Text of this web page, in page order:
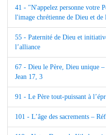
41 - "N'appelez personne votre
l'image chrétienne de Dieu et de
55 - Paternité de Dieu et
l’alliance
67 - Dieu le Père, Dieu unique
Jean 17, 3
91 - Le Père tout-puissant à
101 - L’âge des sacrements –